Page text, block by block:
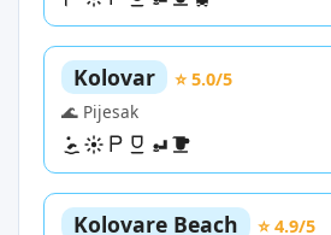
Kolovar
⭐ 5.0/5
🌊 Pijesak
Kolovare Beach
⭐ 4.9/5